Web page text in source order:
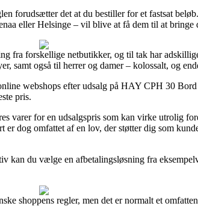
forudsætter det at du bestiller for et fastsat
eller Helsinge – vil blive at få dem til at bringe
fra forskellige netbutikker, og til tak har
samt også til herrer og damer – kolossalt, og
webshops efter udsalg på HAY CPH 30
pris.
varer for en udsalgspris som kan virke utrolig
dog omfattet af en lov, der støtter dig som
kan du vælge en afbetalingsløsning fra
shoppens regler, men det er normalt et